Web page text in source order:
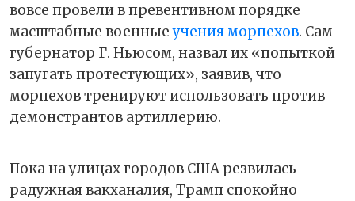
вовсе провели в превентивном порядке
масштабные военныеучения морпехов. Сам
губернатор Г. Ньюсом, назвал их «попыткой
запугать протестующих», заявив, что
морпехов тренируют использовать против
демонстрантов артиллерию.
Пока на улицах городов США резвилась
радужная вакханалия, Трамп спокойно